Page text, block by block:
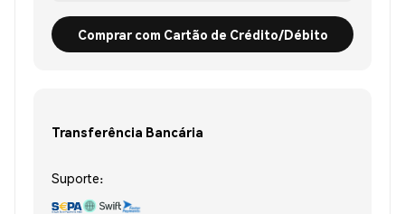
Comprar com Cartão de Crédito/Débito
Transferência Bancária
Suporte: